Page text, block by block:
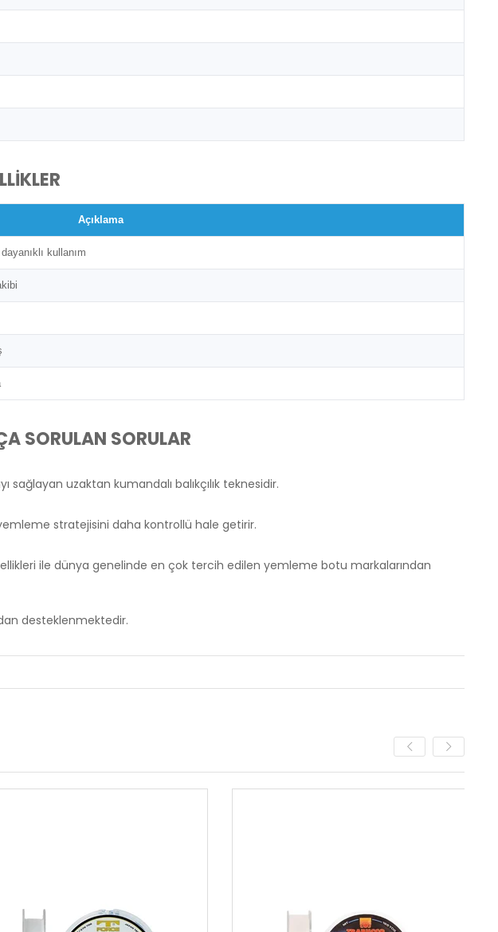
Açıklama
kullanım
SORULAN SORULAR
uzaktan kumandalı balıkçılık teknesidir.
stratejisini daha kontrollü hale getirir.
ile dünya genelinde en çok tercih edilen yemleme botu markalarından
desteklenmektedir.